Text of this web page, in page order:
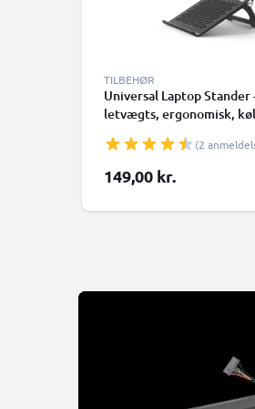
TILBEHØR
Universal Laptop Stander
letvægts, ergonomisk,
sammenklappelig
Elevator, køler og holder til
arbejdsbord og bord
(2
149,00 kr.